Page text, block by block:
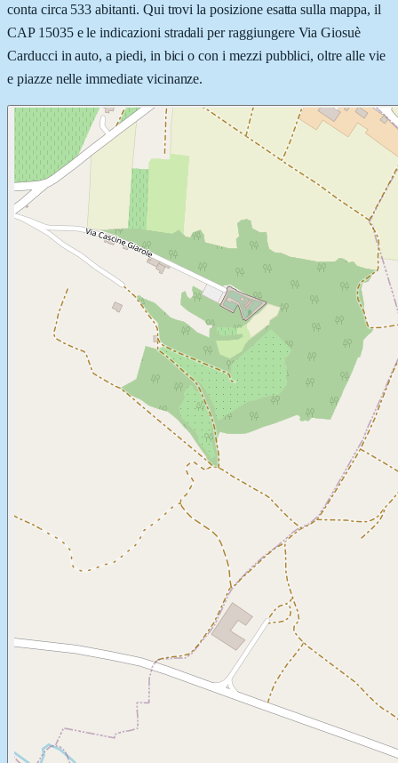
conta circa 533 abitanti. Qui trovi la posizione esatta sulla mappa, il
CAP 15035 e le indicazioni stradali per raggiungere Via Giosuè
Carducci in auto, a piedi, in bici o con i mezzi pubblici, oltre alle vie
e piazze nelle immediate vicinanze.